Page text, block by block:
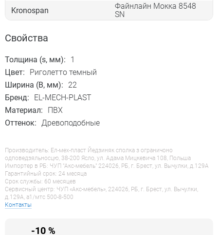
Kronospan
Файнлайн Мокка 8548
SN
Свойства
Толщина (s, мм):
1
Цвет:
Риголетто темный
Ширина (B, мм):
22
Бренд:
EL-MECH-PLAST
Материал:
ПВХ
Оттенок: Древоподобные
Производитель: Ел-мех-пласт Йедзиняк сполка з ограничоно
одповедзяльносцю, 38-200 Ясло, ул. Адама Мицкевича 108, Польша
Импортер в РБ: ЧУП "Акс-мебель" 224026, РБ, г. Брест, ул. Вычулки, д.129А
Гарантийный срок: 24 месяца
Срок службы: 60 месяцев
Сервисный центр: ЧУП «Акс-мебель», 224026, РБ, г. Брест, ул. Вычулки,
д.129А, a1/мтс 500-8-500
Контакты
-10 %